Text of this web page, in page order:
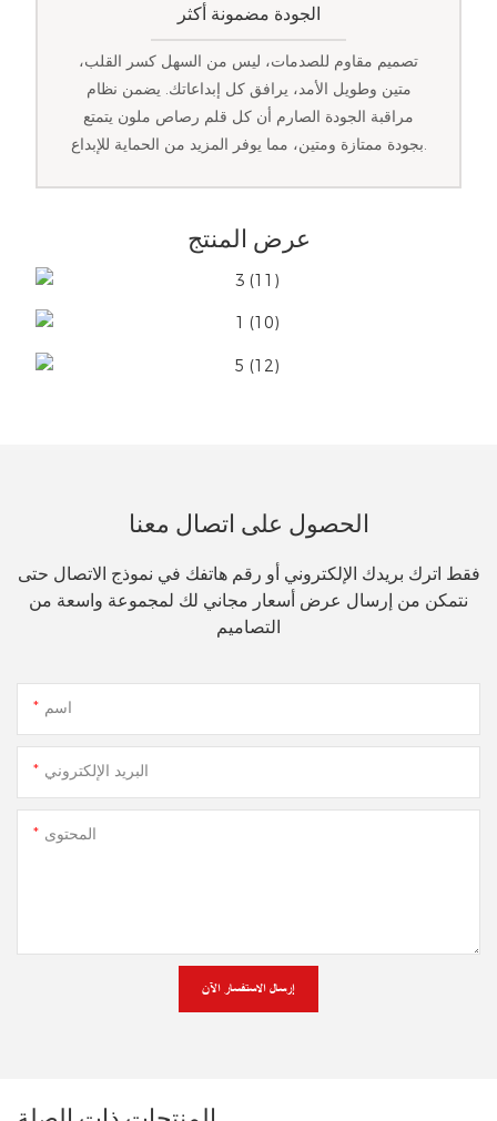
الجودة مضمونة أكثر
تصميم مقاوم للصدمات، ليس من السهل كسر القلب،
متين وطويل الأمد، يرافق كل إبداعاتك. يضمن نظام
مراقبة الجودة الصارم أن كل قلم رصاص ملون يتمتع
بجودة ممتازة ومتين، مما يوفر المزيد من الحماية للإبداع.
عرض المنتج
الحصول على اتصال معنا
فقط اترك بريدك الإلكتروني أو رقم هاتفك في نموذج الاتصال حتى
نتمكن من إرسال عرض أسعار مجاني لك لمجموعة واسعة من
التصاميم
اسم
البريد الإلكتروني
المحتوى
إرسال الاستفسار الآن